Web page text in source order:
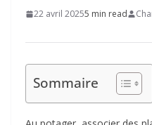
22 avril 20255 min read
Sommaire